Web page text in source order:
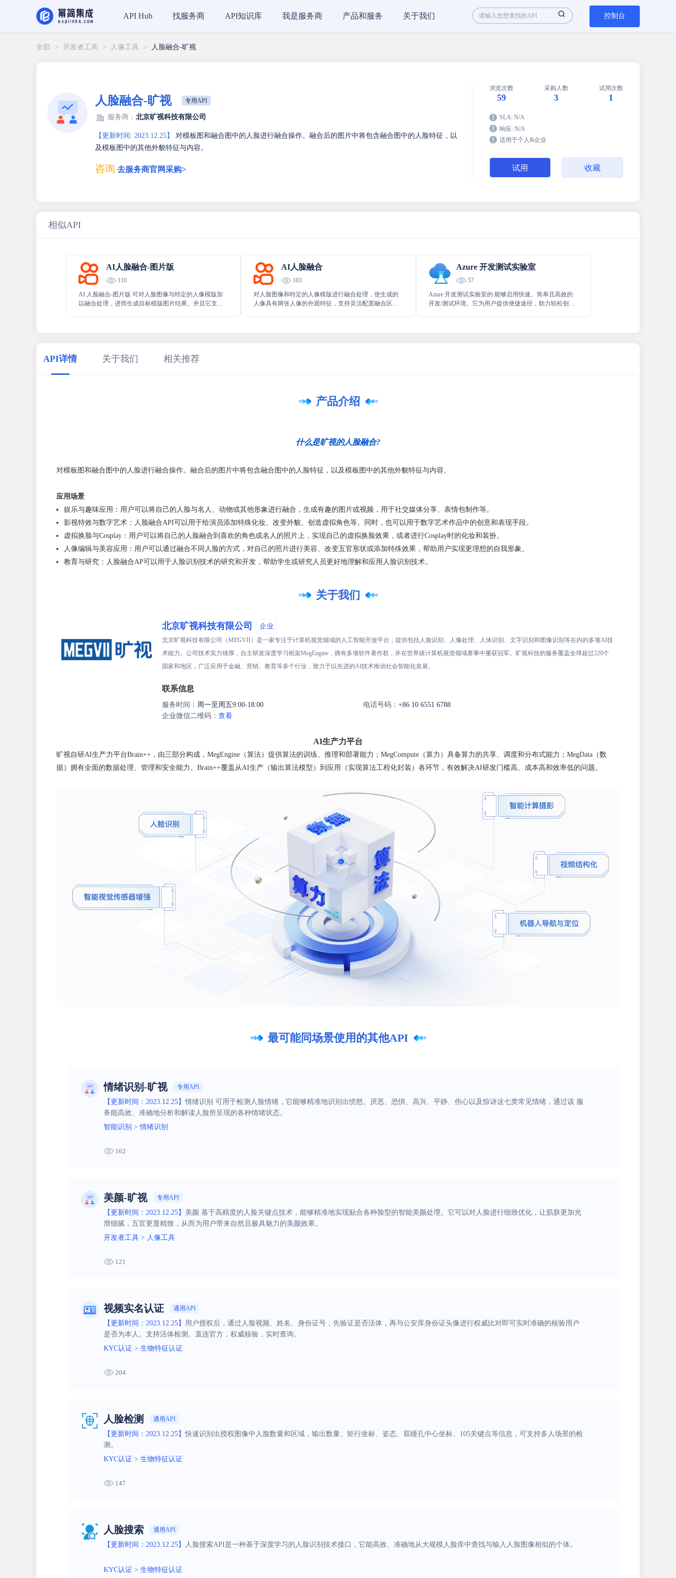
API Hub 找服务商 API知识库 我是服务商 产品和服务 关于我们 控制台
全部 > 开发者工具 > 人像工具 > 人脸融合-旷视
人脸融合-旷视 专用API
服务商： 北京旷视科技有限公司
【更新时间: 2023.12.25】
对模板图和融合图中的人脸进行融合操作。融合后的图片中将包含融合图中的人脸特征，以
及模板图中的其他外貌特征与内容。
咨询 去服务商官网采购>
浏览次数
59
采购人数
3
试用次数
1
SLA: N/A
响应: N/A
适用于个人&企业
试用 收藏
相似API
AI人脸融合-图片版
110
AI 人脸融合-图片版 可对人脸图像与特定的人像模版加
以融合处理，进而生成目标模版图片结果。并且它支持
AI人脸融合
103
对人脸图像和特定的人像模版进行融合处理，使生成的
人像具有两张人像的外观特征，支持灵活配置融合区
Azure 开发测试实验室
57
Azure 开发测试实验室的 能够启用快速、简单且高效的
开发/测试环境。它为用户提供便捷途径，助力轻松创建
API详情 关于我们 相关推荐
产品介绍
什么是旷视的人脸融合?
对模板图和融合图中的人脸进行融合操作。融合后的图片中将包含融合图中的人脸特征，以及模板图中的其他外貌特征与内容。
应用场景
娱乐与趣味应用：用户可以将自己的人脸与名人、动物或其他形象进行融合，生成有趣的图片或视频，用于社交媒体分享、表情包制作等。
影视特效与数字艺术：人脸融合API可以用于给演员添加特殊化妆、改变外貌、创造虚拟角色等。同时，也可以用于数字艺术作品中的创意和表现手段。
虚拟换脸与Cosplay：用户可以将自己的人脸融合到喜欢的角色或名人的照片上，实现自己的虚拟换脸效果，或者进行Cosplay时的化妆和装扮。
人像编辑与美容应用：用户可以通过融合不同人脸的方式，对自己的照片进行美容、改变五官形状或添加特殊效果，帮助用户实现更理想的自我形象。
教育与研究：人脸融合AP可以用于人脸识别技术的研究和开发，帮助学生或研究人员更好地理解和应用人脸识别技术。
关于我们
北京旷视科技有限公司 企业
北京旷视科技有限公司（MEGVII）是一家专注于计算机视觉领域的人工智能开放平台，提供包括人脸识别、人像处理、人体识别、文字识别和图像识别等在内的多项AI技
术能力。公司技术实力雄厚，自主研发深度学习框架MegEngine，拥有多项软件著作权，并在世界级计算机视觉领域赛事中屡获冠军。旷视科技的服务覆盖全球超过220个
国家和地区，广泛应用于金融、营销、教育等多个行业，致力于以先进的AI技术推动社会智能化发展。
联系信息
服务时间： 周一至周五9:00-18:00 电话号码： +86 10 6551 6788
企业微信二维码： 查看
AI生产力平台
旷视自研AI生产力平台Brain++，由三部分构成，MegEngine（算法）提供算法的训练、推理和部署能力；MegCompute（算力）具备算力的共享、调度和分布式能力；MegData（数
据）拥有全面的数据处理、管理和安全能力。Brain++覆盖从AI生产（输出算法模型）到应用（实现算法工程化封装）各环节，有效解决AI研发门槛高、成本高和效率低的问题。
最可能同场景使用的其他API
情绪识别-旷视 专用API
【更新时间：2023.12.25】情绪识别 可用于检测人脸情绪，它能够精准地识别出愤怒、厌恶、恐惧、高兴、平静、伤心以及惊讶这七类常见情绪，通过该 服
务能高效、准确地分析和解读人脸所呈现的各种情绪状态。
智能识别 >情绪识别
162
美颜-旷视 专用API
【更新时间：2023.12.25】 美颜 基于高精度的人脸关键点技术，能够精准地实现贴合各种脸型的智能美颜处理。它可以对人脸进行细致优化，让肌肤更加光
滑细腻，五官更显精致，从而为用户带来自然且极具魅力的美颜效果。
开发者工具 > 人像工具
121
视频实名认证 通用API
【更新时间：2023.12.25】 用户授权后，通过人脸视频、姓名、身份证号，先验证是否活体，再与公安库身份证头像进行权威比对即可实时准确的核验用户
是否为本人。支持活体检测。直连官方，权威核验，实时查询。
KYC认证 > 生物特征认证
204
人脸检测 通用API
【更新时间：2023.12.25】快速识别出授权图像中人脸数量和区域，输出数量、矩行坐标、姿态、双瞳孔中心坐标、105关键点等信息，可支持多人场景的检
测。
KYC认证 > 生物特征认证
147
人脸搜索 通用API
【更新时间：2023.12.25】 人脸搜索API是一种基于深度学习的人脸识别技术接口，它能高效、准确地从大规模人脸库中查找与输入人脸图像相似的个体。
KYC认证 > 生物特征认证